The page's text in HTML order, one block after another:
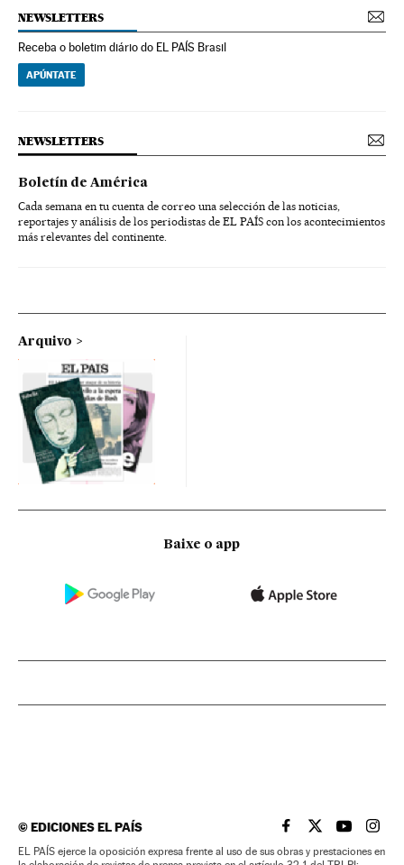
NEWSLETTERS
Receba o boletim diário do EL PAÍS Brasil
APÚNTATE
NEWSLETTERS
Boletín de América
Cada semana en tu cuenta de correo una selección de las noticias,
reportajes y análisis de los periodistas de EL PAÍS con los acontecimientos
más relevantes del continente.
Arquivo
Baixe o app
©EDICIONES EL PAÍS EL PAÍS BRASIL EN
EL PAÍSEL PAÍS
EL
EL PAÍS ejerce la oposición expresa frente al uso de sus obras y prestaciones en